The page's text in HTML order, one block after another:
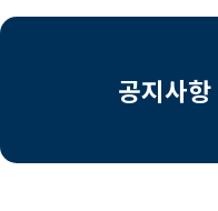
공지사항